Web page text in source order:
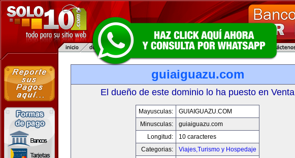
guiaiguazu.com
El dueño de este dominio lo ha puesto en Venta
Mayusculas:
GUIAIGUAZU.COM
Minusculas:
guiaiguazu.com
Longitud:
10 caracteres
Categorias:
Viajes,Turismo y Hospedaje